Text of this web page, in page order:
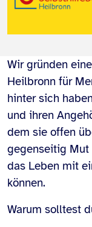
Wir gründen
Heilbronn für
hinter sich
und ihren
dem sie offen
gegenseitig
das Leben mit
können.
Warum solltest